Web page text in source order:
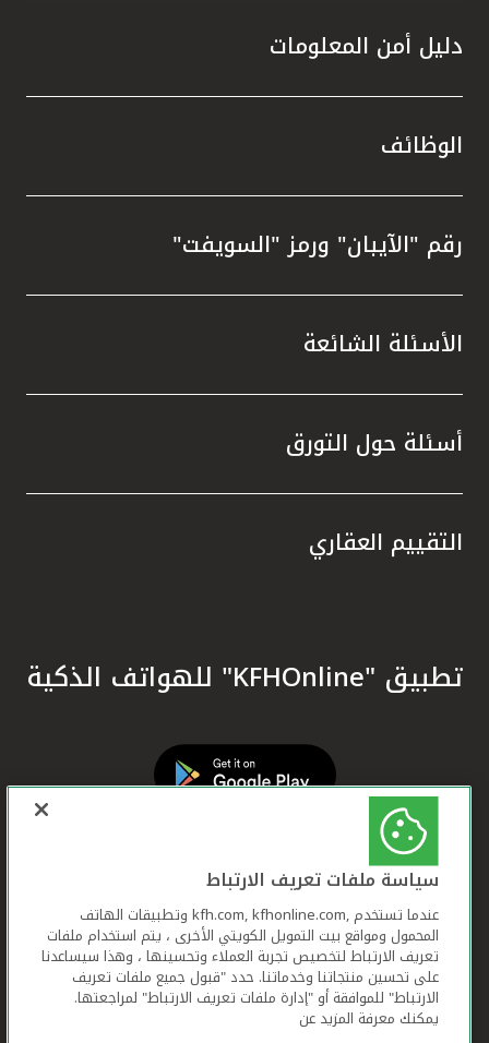
دليل أمن المعلومات
الوظائف
رقم "الآيبان" ورمز "السويفت"
الأسئلة الشائعة
أسئلة حول التورق
التقييم العقاري
تطبيق "KFHOnline" للهواتف الذكية
سياسة ملفات تعريف الارتباط
عندما تستخدم ,kfh.com, kfhonline.com وتطبيقات الهاتف
المحمول ومواقع بيت التمويل الكويتي الأخرى ، يتم استخدام ملفات
تعريف الارتباط لتخصيص تجربة العملاء وتحسينها ، وهذا سيساعدنا
على تحسين منتجاتنا وخدماتنا. حدد "قبول جميع ملفات تعريف
الارتباط" للموافقة أو "إدارة ملفات تعريف الارتباط" لمراجعتها.
يمكنك معرفة المزيد عن